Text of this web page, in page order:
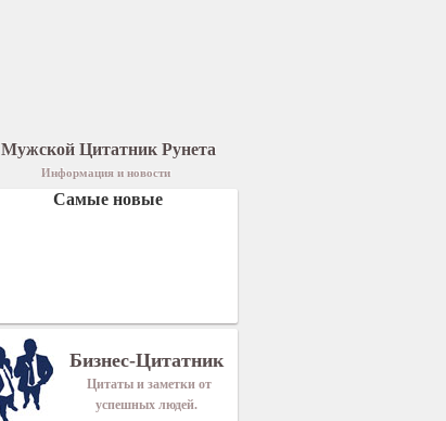
Мужской Цитатник Рунета
Информация и новости
Самые новые
Бизнес-Цитатник
Цитаты и заметки от
успешных людей.